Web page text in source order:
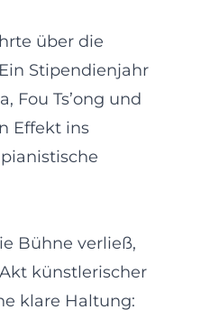
über die
Stipendienjahr
Fou Ts’ong und
Effekt ins
Bühne verließ,
künstlerischer
klare Haltung: